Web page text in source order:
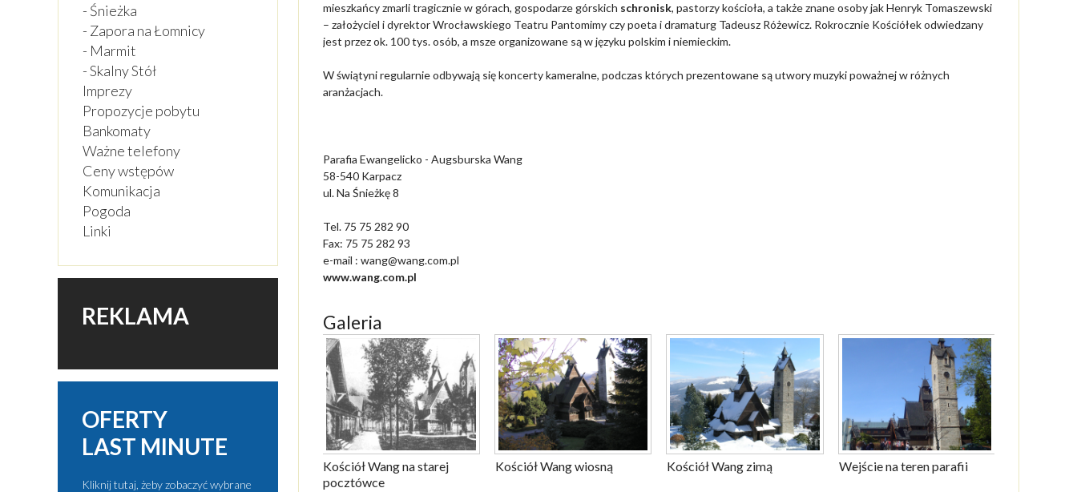
mieszkańcy zmarli tragicznie w górach, gospodarze górskich schronisk, pastorzy kościoła, a także znane osoby jak Henryk Tomaszewski
– założyciel i dyrektor Wrocławskiego Teatru Pantomimy czy poeta i dramaturg Tadeusz Różewicz. Rokrocznie Kościółek odwiedzany
jest przez ok. 100 tys. osób, a msze organizowane są w języku polskim i niemieckim.
W świątyni regularnie odbywają się koncerty kameralne, podczas których prezentowane są utwory muzyki poważnej w różnych
aranżacjach.
Parafia Ewangelicko - Augsburska Wang
58-540 Karpacz
ul. Na Śnieżkę 8
Tel. 75 75 282 90
Fax: 75 75 282 93
e-mail : wang@wang.com.pl
www.wang.com.pl
Galeria
Kościół Wang na starej
pocztówce
Kościół Wang wiosną Kościół Wang zimą Wejście na teren parafii
- Śnieżka
- Zapora na Łomnicy
- Marmit
- Skalny Stół
Imprezy
Propozycje pobytu
Bankomaty
Ważne telefony
Ceny wstępów
Komunikacja
Pogoda
Linki
REKLAMA
OFERTY
LAST MINUTE
Kliknij tutaj, żeby zobaczyć wybrane